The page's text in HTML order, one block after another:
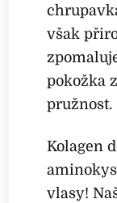
však
pokožka
pružnost.
Kolagen
vlasy!